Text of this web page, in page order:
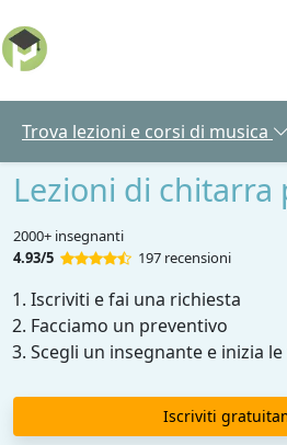
Trova lezioni e corsi di musica
Lezioni di
2000+ insegnanti
4.93/5
197 recensioni
Iscriviti e fai una richiesta
Facciamo un preventivo
Scegli un insegnante e inizia
Iscriviti